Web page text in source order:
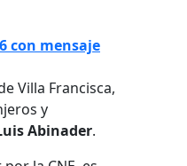
con mensaje
Villa Francisca,
y
Abinader.